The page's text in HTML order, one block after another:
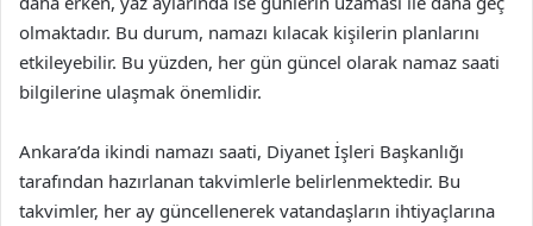
olmaktadır. Bu durum, namazı kılacak kişilerin planlarını
etkileyebilir. Bu yüzden, her gün güncel olarak namaz saati
bilgilerine ulaşmak önemlidir.
Ankara’da ikindi namazı saati, Diyanet İşleri Başkanlığı
tarafından hazırlanan takvimlerle belirlenmektedir. Bu
takvimler, her ay güncellenerek vatandaşların ihtiyaçlarına